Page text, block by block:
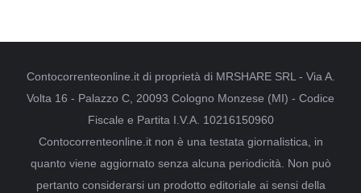
Contocorrenteonline.it di proprietà di MRSHARE SRL - Via A.
Volta 16 - Palazzo C, 20093 Cologno Monzese (MI) - Codice
Fiscale e Partita I.V.A. 10216150960
Contocorrenteonline.it non è una testata giornalistica, in
quanto viene aggiornato senza alcuna periodicità. Non può
pertanto considerarsi un prodotto editoriale ai sensi della